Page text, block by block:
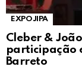
EXPOJIPA
Cleber &
participação
Barreto